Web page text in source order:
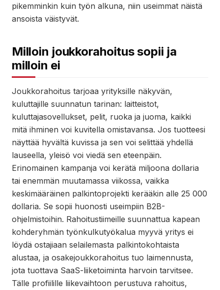
pikemminkin kuin työn alkuna, niin useimmat näistä
ansoista väistyvät.
Milloin joukkorahoitus sopii ja
milloin ei
Joukkorahoitus tarjoaa yrityksille näkyvän,
kuluttajille suunnatun tarinan: laitteistot,
kuluttajasovellukset, pelit, ruoka ja juoma, kaikki
mitä ihminen voi kuvitella omistavansa. Jos tuotteesi
näyttää hyvältä kuvissa ja sen voi selittää yhdellä
lauseella, yleisö voi viedä sen eteenpäin.
Erinomainen kampanja voi kerätä miljoona dollaria
tai enemmän muutamassa viikossa, vaikka
keskimääräinen palkintoprojekti kerääkin alle 25 000
dollaria. Se sopii huonosti useimpiin B2B-
ohjelmistoihin. Rahoitustiimeille suunnattua kapean
kohderyhmän työnkulkutyökalua myyvä yritys ei
löydä ostajiaan selailemasta palkintokohtaista
alustaa, ja osakejoukkorahoitus tuo laimennusta,
jota tuottava SaaS-liiketoiminta harvoin tarvitsee.
Tälle profiilille liikevaihtoon perustuva rahoitus,